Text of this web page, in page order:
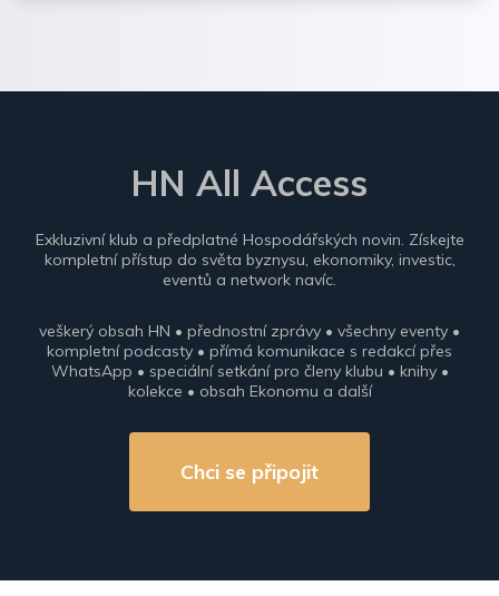
HN All Access
Exkluzivní klub a předplatné Hospodářských novin. Získejte
kompletní přístup do světa byznysu, ekonomiky, investic,
eventů a network navíc.
veškerý obsah HN • přednostní zprávy • všechny eventy •
kompletní podcasty • přímá komunikace s redakcí přes
WhatsApp • speciální setkání pro členy klubu • knihy •
kolekce • obsah Ekonomu a další
Chci se připojit